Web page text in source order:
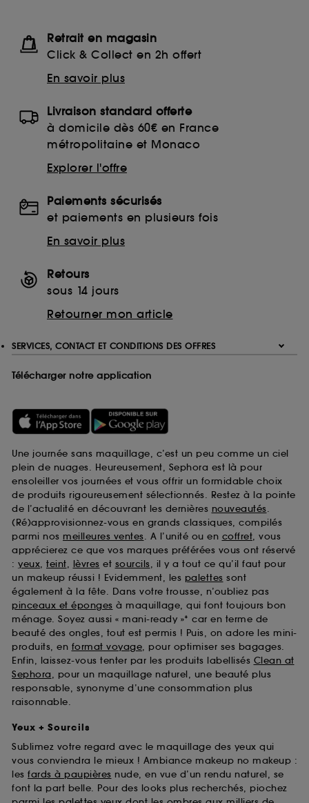
Retrait en magasin
Click & Collect en 2h offert
En savoir plus
Livraison standard offerte
à domicile dès 60€ en France
métropolitaine et Monaco
Explorer l'offre
Paiements sécurisés
et paiements en plusieurs fois
En savoir plus
Retours
sous 14 jours
Retourner mon article
SERVICES, CONTACT ET CONDITIONS DES OFFRES
Télécharger notre application
Une journée sans maquillage, c’est un peu comme un ciel
plein de nuages. Heureusement, Sephora est là pour
ensoleiller vos journées et vous offrir un formidable choix
de produits rigoureusement sélectionnés. Restez à la pointe
de l’actualité en découvrant les dernières nouveautés.
(Ré)approvisionnez-vous en grands classiques, compilés
parmi nos meilleures ventes. A l’unité ou en coffret, vous
apprécierez ce que vos marques préférées vous ont réservé
: yeux, teint, lèvres et sourcils, il y a tout ce qu’il faut pour
un makeup réussi ! Evidemment, les palettes sont
également à la fête. Dans votre trousse, n’oubliez pas
pinceaux et éponges à maquillage, qui font toujours bon
ménage. Soyez aussi « mani-ready »* car en terme de
beauté des ongles, tout est permis ! Puis, on adore les mini-
produits, en format voyage, pour optimiser ses bagages.
Enfin, laissez-vous tenter par les produits labellisés Clean at
Sephora, pour un maquillage naturel, une beauté plus
responsable, synonyme d’une consommation plus
raisonnable.
Yeux + Sourcils
Sublimez votre regard avec le maquillage des yeux qui
vous conviendra le mieux ! Ambiance makeup no makeup :
les fards à paupières nude, en vue d’un rendu naturel, se
font la part belle. Pour des looks plus recherchés, piochez